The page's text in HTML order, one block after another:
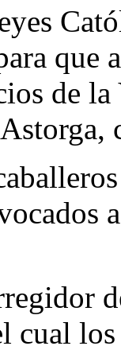
que
de
los